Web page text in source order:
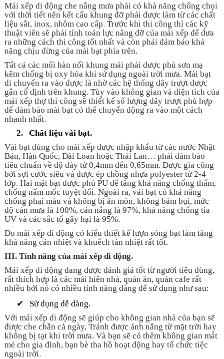
Mái xếp di động che nắng mưa phải có khả năng chống chọi
với thời tiết nên kết cấu khung đỡ phải được làm từ các chất
liệu sắt, inox, nhôm cao cấp. Trước khi thi công thì các kỹ
thuật viên sẽ phải tính toán lực nâng đỡ của mái xếp để đưa
ra những cách thi công tốt nhất và còn phải đảm bảo khả
năng chịu đừng của mái bạt phía trên.
Tất cả các mối hàn nối khung mái phải được phủ sơn mạ
kẽm chống bị oxy hóa khi sử dụng ngoài trời mưa. Mái bạt
di chuyển ra vào được là nhờ các hệ thống dây trượt được
gắn cố định trên khung. Tùy vào không gian và diện tích của
mái xếp thợ thi công sẽ thiết kế số lượng dây trượt phù hợp
để đảm bảo mái bạt có thể chuyển động ra vào một cách
nhanh nhất.
2.
Chất liệu vải bạt.
Vải bạt dùng cho mái xếp được nhập khẩu từ các nước Nhật
Bản, Hàn Quốc, Đài Loan hoặc Thái Lan… phải đảm bảo
tiêu chuẩn về độ dày từ 0,4mm đến 0,65mm. Được gia công
bởi sợi cước siêu và được ép chồng nhựa polyester từ 2-4
lớp. Hai mặt bạt được phủ PU để tăng khả năng chống thấm,
chống nấm mốc tuyệt đối. Ngoài ra, vải bạt có khả năng
chống phai màu và không bị ăn mòn, không bám bụi, mức
độ cản mưa là 100%, cản nắng là 97%, khả năng chống tia
UV và các sắc tố gây hại là 95%.
Do mái xếp di động có kiểu thiết kế lượn sóng bạt làm tăng
khả năng cản nhiệt và khuếch tán nhiệt rất tốt.
III. Tính năng của mái xếp di động.
Mái xếp di động đang được đánh giá tốt từ người tiêu dùng,
rất thích hợp là các mái hiên nhà, quán ăn, quán cafe rất
nhiều bởi nó có nhiều tính năng đáng để sử dụng như sau:
✔
Sử dụng dễ dàng.
Với mái xếp di động sẽ giúp cho không gian nhà của bạn sẽ
được che chắn cả ngày, Tránh được ánh nắng từ mặt trời hay
không bị tạt khi trời mưa. Và bạn sẽ có thêm không gian mát
mẻ cho gia đình, bạn bè tha hồ hoạt động hay tổ chức tiệc
ngoài trời.